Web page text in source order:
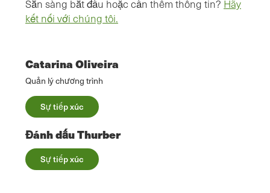
Sẵn sàng bắt đầu hoặc cần thêm thông tin? Hãy
kết nối với chúng tôi.
Catarina Oliveira
Quản lý chương trình
Sự tiếp xúc
Đánh dấu Thurber
Sự tiếp xúc